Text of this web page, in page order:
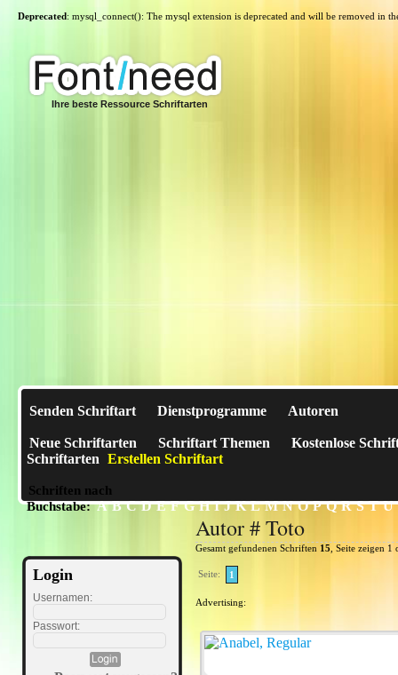
Deprecated: mysql_connect(): The mysql extension is deprecated and will be removed in
Ihre beste Ressource Schriftarten
Senden Schriftart Dienstprogramme Autoren
Neue Schriftarten Schriftart Themen
Kostenlose
Schriftarten Erstellen Schriftart
Schriften nach
Buchstabe:A B C D E F G H I J K L M N O P Q R S T U
Login
Usernamen:
Passwort:
Autor # Toto
Gesamt gefundenen Schriften 15 , Seite zeigen
Seite: 1
Advertising: